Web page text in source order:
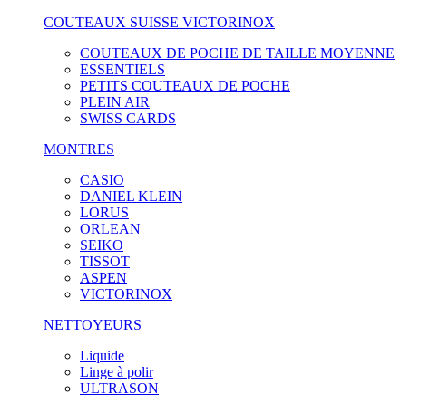
COUTEAUX SUISSE VICTORINOX
COUTEAUX DE POCHE DE TAILLE MOYENNE
ESSENTIELS
PETITS COUTEAUX DE POCHE
PLEIN AIR
SWISS CARDS
MONTRES
CASIO
DANIEL KLEIN
LORUS
ORLEAN
SEIKO
TISSOT
ASPEN
VICTORINOX
NETTOYEURS
Liquide
Linge à polir
ULTRASON